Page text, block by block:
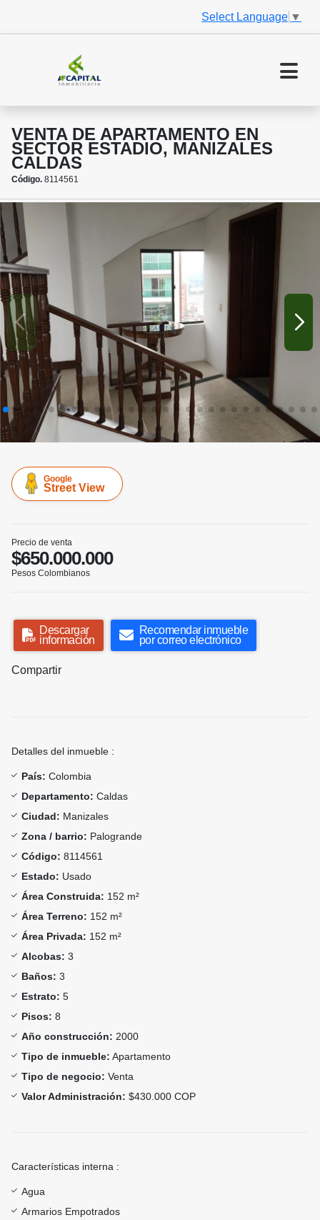
Select Language ▼
VENTA DE APARTAMENTO EN
SECTOR ESTADIO, MANIZALES
CALDAS
Código. 8114561
Google
Street View
Precio de venta
$650.000.000
Pesos Colombianos
Descargar
información
Recomendar inmueble
por correo electrónico
Compartir
Detalles del inmueble :
País: Colombia
Departamento: Caldas
Ciudad: Manizales
Zona / barrio: Palogrande
Código: 8114561
Estado: Usado
Área Construida: 152 m²
Área Terreno: 152 m²
Área Privada: 152 m²
Alcobas: 3
Baños: 3
Estrato: 5
Pisos: 8
Año construcción: 2000
Tipo de inmueble: Apartamento
Tipo de negocio: Venta
Valor Administración: $430.000 COP
Características interna :
Agua
Armarios Empotrados